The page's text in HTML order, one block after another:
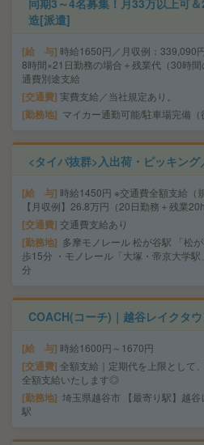
同期3～4名募集！月33万以上可
造[派遣]
給 与 時給1650円／月収例：339,090
8時間×21日勤務の場合＋残業代（30時間
通費別途支給
交通費 実費支給／当社規定あり。
勤務地 マイカー通勤可能/駐車場完備（
<タイパ抜群>入出荷・ピッキン
給 与 時給1450円 ※交通費全額支給（
【月収例】26.8万円（20日勤務＋残業20h
交通費 交通費支給あり
勤務地
多摩モノレール 松が谷駅 「松
歩15分 ・モノレール「大塚・帝京大学
分
COACH(コーチ)｜越谷レイクタ
給 与 時給1600円～1670円
交通費 全額支給｜定期代を上限として
全額支給いたします◎
勤務地 埼玉県越谷市 【最寄り駅】越谷
駅